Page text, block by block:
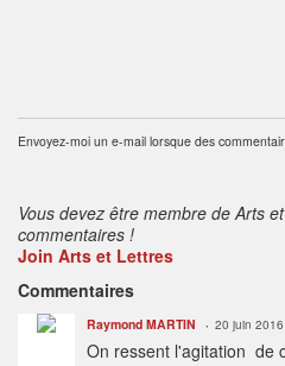
Envoyez-moi un e-mail lorsque des
Vous devez être membre de Arts
commentaires !
Join Arts et Lettres
Commentaires
Raymond MARTIN 20 juin
On ressent l'agitation de